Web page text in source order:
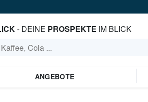
- DEINE PROSPEKTE IM BLICK
ANGEBOTE